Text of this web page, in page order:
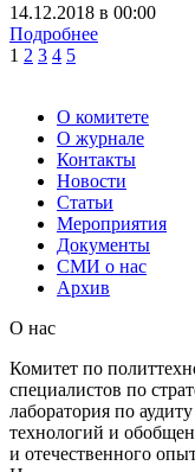
14.12.2018 в 00:00
Подробнее
1 2 3 4 5
О комитете
О журнале
Контакты
Новости
Статьи
Мероприятия
Документы
СМИ о нас
Архив
О нас
Комитет по
специалистов по
лаборатория по
технологий и
и отечественного